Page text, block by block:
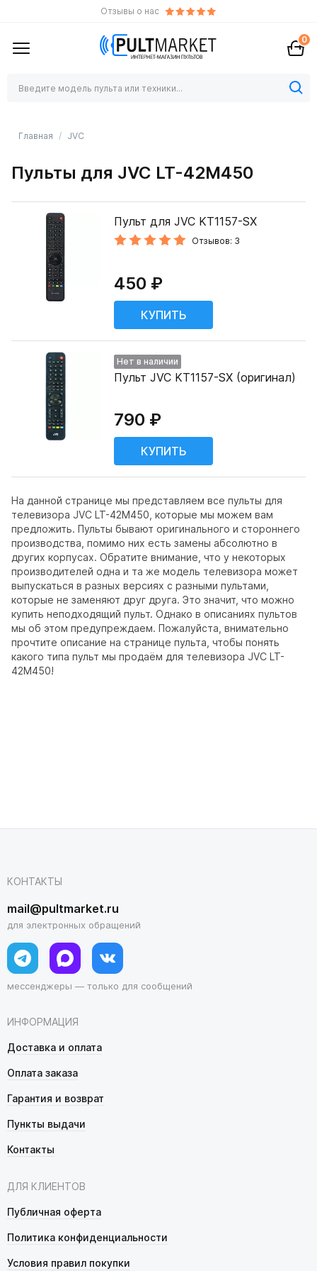
Отзывы о нас
0
Главная JVC
Пульты для JVC LT-42M450
На данной странице мы представляем все пульты для
телевизора JVC LT-42M450, которые мы можем вам
предложить. Пульты бывают оригинального и стороннего
производства, помимо них есть замены абсолютно в
других корпусах. Обратите внимание, что у некоторых
производителей одна и та же модель телевизора может
выпускаться в разных версиях с разными пультами,
которые не заменяют друг друга. Это значит, что можно
купить неподходящий пульт. Однако в описаниях пультов
мы об этом предупреждаем. Пожалуйста, внимательно
прочтите описание на странице пульта, чтобы понять
какого типа пульт мы продаём для телевизора JVC LT-
42M450!
Пульт для JVC KT1157-SX
Отзывов: 3
450 ₽
Нет в наличии
Пульт JVC KT1157-SX (оригинал)
790 ₽
ИНФОРМАЦИЯ
Доставка и оплата
Оплата заказа
Гарантия и возврат
Пункты выдачи
Контакты
ДЛЯ КЛИЕНТОВ
Публичная оферта
Политика конфиденциальности
Условия правил покупки
КОНТАКТЫ
mail@pultmarket.ru
для электронных обращений
мессенджеры — только для сообщений